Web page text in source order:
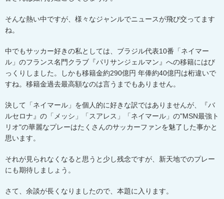
そんな熱い中ですが、様々なジャンルでニュースが飛び交ってます
ね。
中でもサッカー好きの私としては、ブラジル代表10番「ネイマー
ル」のフランス名門クラブ『パリサンジェルマン』への移籍にはび
っくりしました。しかも移籍金約290億円 年俸約40億円は桁違いで
すね。移籍金過去最高額なのは言うまでもありません。
決して「ネイマール」を個人的に好きな訳ではありませんが、『バ
ルセロナ』の「メッシ」「スアレス」「ネイマール」の"MSN最強ト
リオ"の華麗なプレーはたくさんのサッカーファンを魅了した事かと
思います。
それが見られなくなると思うと少し残念ですが、新天地でのプレー
にも期待しましょう。
さて、余談が長くなりましたので、本題に入ります。